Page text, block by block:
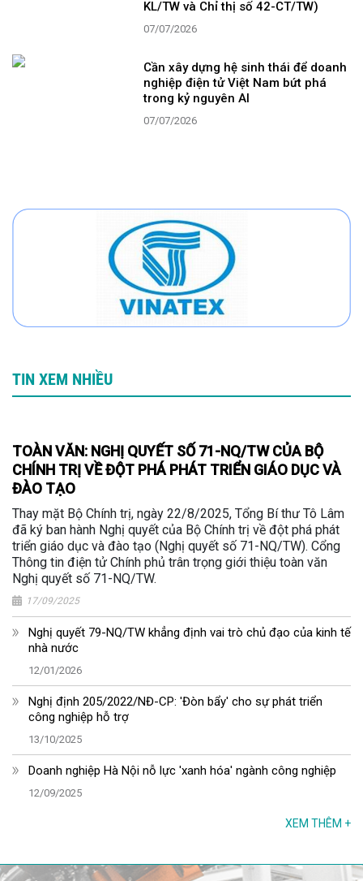
KL/TW và Chỉ thị số 42-CT/TW)
07/07/2026
Cần xây dựng hệ sinh thái để doanh
nghiệp điện tử Việt Nam bứt phá
trong kỷ nguyên AI
07/07/2026
TIN XEM NHIỀU
TOÀN VĂN: NGHỊ QUYẾT SỐ 71-NQ/TW CỦA BỘ
CHÍNH TRỊ VỀ ĐỘT PHÁ PHÁT TRIỂN GIÁO DỤC VÀ
ĐÀO TẠO
Thay mặt Bộ Chính trị, ngày 22/8/2025, Tổng Bí thư Tô Lâm
đã ký ban hành Nghị quyết của Bộ Chính trị về đột phá phát
triển giáo dục và đào tạo (Nghị quyết số 71-NQ/TW). Cổng
Thông tin điện tử Chính phủ trân trọng giới thiệu toàn văn
Nghị quyết số 71-NQ/TW.
17/09/2025
Nghị quyết 79-NQ/TW khẳng định vai trò chủ đạo của kinh tế
nhà nước
12/01/2026
Nghị định 205/2022/NĐ-CP: 'Đòn bẩy' cho sự phát triển
công nghiệp hỗ trợ
13/10/2025
Doanh nghiệp Hà Nội nỗ lực 'xanh hóa' ngành công nghiệp
12/09/2025
XEM THÊM +